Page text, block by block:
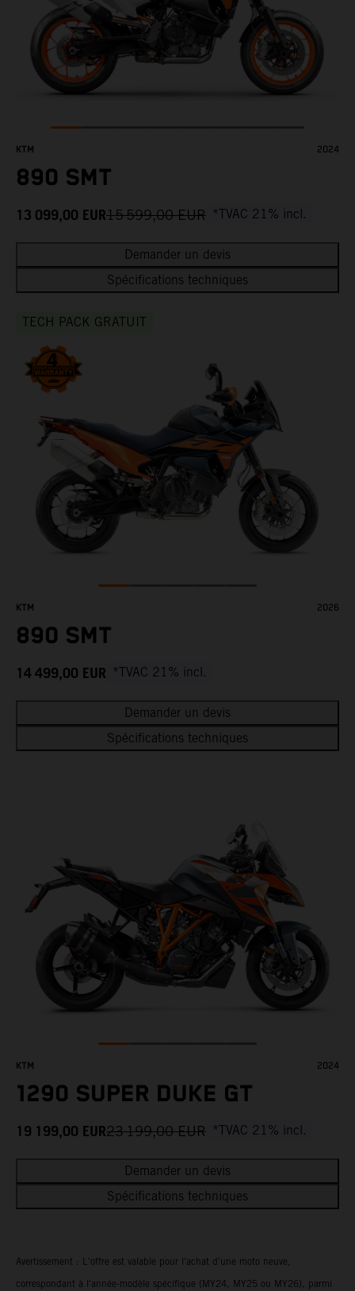
KTM 2024
890 SMT
13 099,00 EUR15 599,00 EUR *TVAC 21% incl.
Demander un devis
Spécifications techniques
TECH PACK GRATUIT
KTM 2026
890 SMT
14 499,00 EUR *TVAC 21% incl.
Demander un devis
Spécifications techniques
KTM 2024
1290 SUPER DUKE GT
19 199,00 EUR23 199,00 EUR *TVAC 21% incl.
Demander un devis
Spécifications techniques
Avertissement : L'offre est valable pour l'achat d'une moto neuve,
correspondant à l'année-modèle spécifique (MY24, MY25 ou MY26), parmi